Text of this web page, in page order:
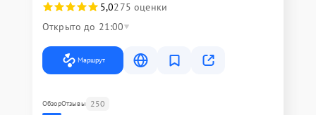
5,0275 оценки
Открыто до 21:00
Маршрут
ОбзорОтзывы 250